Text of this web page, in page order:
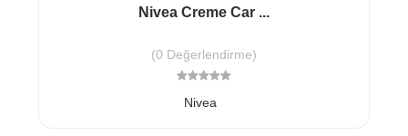
Nivea Creme Car ...
(0 Değerlendirme)
Nivea